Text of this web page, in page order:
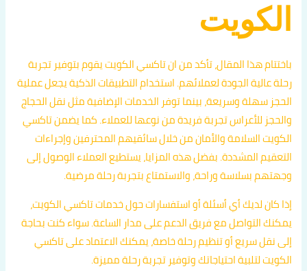
الكويت
باختتام هذا المقال، تأكد من ان تاكسي الكويت يقوم بتوفير تجربة
رحلة عالية الجودة لعملائهم. استخدام التطبيقات الذكية يجعل عملية
الحجز سهلة وسريعة، بينما توفر الخدمات الإضافية مثل نقل الحجاج
والحجز للأعراس تجربة فريدة من نوعها للعملاء. كما يضمن تاكسي
الكويت السلامة والأمان من خلال سائقيهم المحترفين وإجراءات
التعقيم المشددة. بفضل هذه المزايا، يستطيع العملاء الوصول إلى
وجهتهم بسلاسة وراحة، والاستمتاع بتجربة رحلة مرضية.
إذا كان لديك أي أسئلة أو استفسارات حول خدمات تاكسي الكويت،
يمكنك التواصل مع فريق الدعم على مدار الساعة. سواء كنت بحاجة
إلى نقل سريع أو تنظيم رحلة خاصة، يمكنك الاعتماد على تاكسي
الكويت لتلبية احتياجاتك وتوفير تجربة رحلة مميزة.